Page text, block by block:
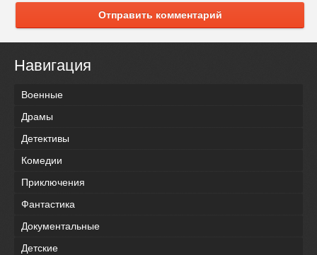
Отправить комментарий
Навигация
Военные
Драмы
Детективы
Комедии
Приключения
Фантастика
Документальные
Детские